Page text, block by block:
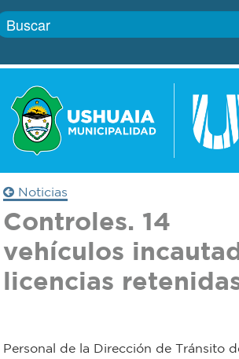
Boletín
Defensa
civil
Gobierno
Trámites
Transparencia
Correo
Noticias
Controles. 14
vehículos
licencias
Personal de la Dirección de Tránsito